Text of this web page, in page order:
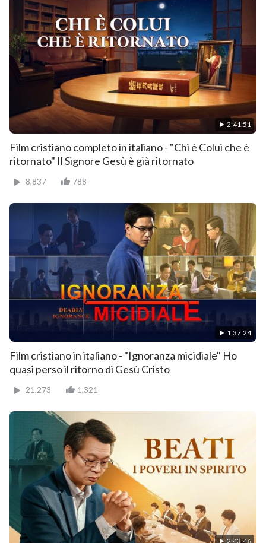
2:41:51
Film cristiano completo in italiano - "Chi è Colui che è
ritornato" Il Signore Gesù è già ritornato
8,837 788
1:37:24
Film cristiano in italiano - "Ignoranza micidiale" Ho
quasi perso il ritorno di Gesù Cristo
21,273 1,321
2:43:46